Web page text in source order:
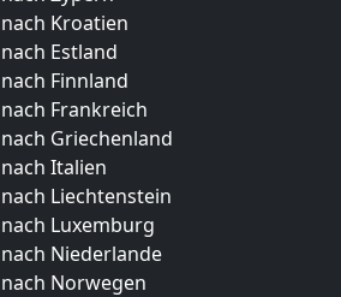
Kroatien
Estland
Finnland
Frankreich
Griechenland
Italien
Liechtenstein
Luxemburg
Niederlande
Norwegen